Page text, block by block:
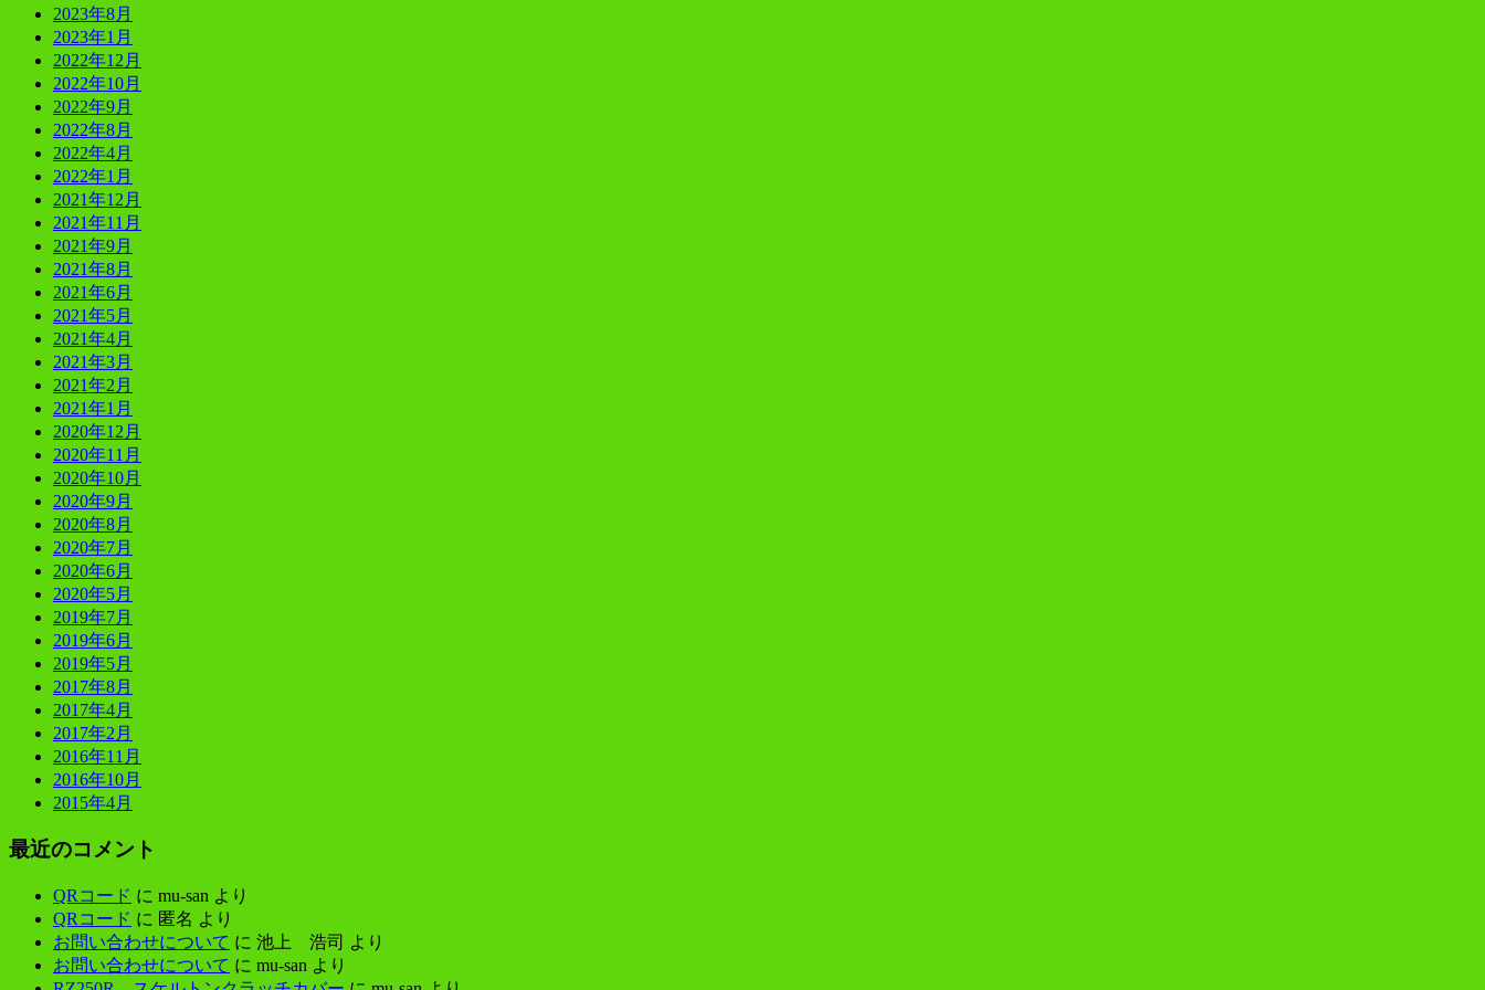
2023年8月
2023年1月
2022年12月
2022年10月
2022年9月
2022年8月
2022年4月
2022年1月
2021年12月
2021年11月
2021年9月
2021年8月
2021年6月
2021年5月
2021年4月
2021年3月
2021年2月
2021年1月
2020年12月
2020年11月
2020年10月
2020年9月
2020年8月
2020年7月
2020年6月
2020年5月
2019年7月
2019年6月
2019年5月
2017年8月
2017年4月
2017年2月
2016年11月
2016年10月
2015年4月
最近のコメント
QRコード に mu-san より
QRコード に 匿名 より
お問い合わせについて に 池上 浩司 より
お問い合わせについて に mu-san より